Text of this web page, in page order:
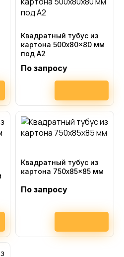
Квадратный тубус из
картона 500x80x80 мм
под А2
По запросу
Квадратный тубус из
картона 750x85x85 мм
По запросу